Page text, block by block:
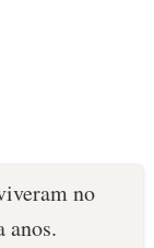
no
anos.